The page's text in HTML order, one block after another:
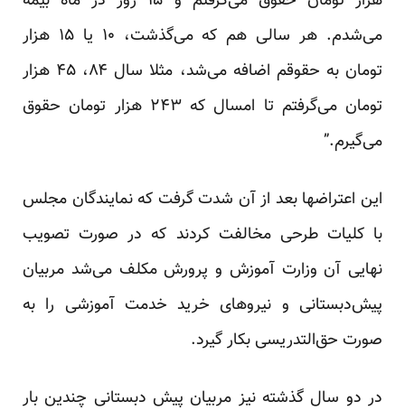
می‌شدم. هر سالی هم که می‌گذشت، ۱۰ یا ۱۵ هزار
تومان به حقوقم اضافه می‌شد، مثلا سال ۸۴، ۴۵ هزار
تومان می‌گرفتم تا امسال که ۲۴۳ هزار تومان حقوق
می‌گیرم.”
این اعتراضها بعد از آن شدت گرفت که نمایندگان مجلس
با کلیات طرحیمخالفت کردند که در صورت تصویب
نهایی آن وزارت آموزش و پرورش مکلف می‌شد مربیان
پیش‌دبستانی و نیروهای خرید خدمت آموزشی را به
صورت حق‌التدریسی بکار گیرد.
در دو سال گذشته نیز مربیان پیش دبستانی چندین بار